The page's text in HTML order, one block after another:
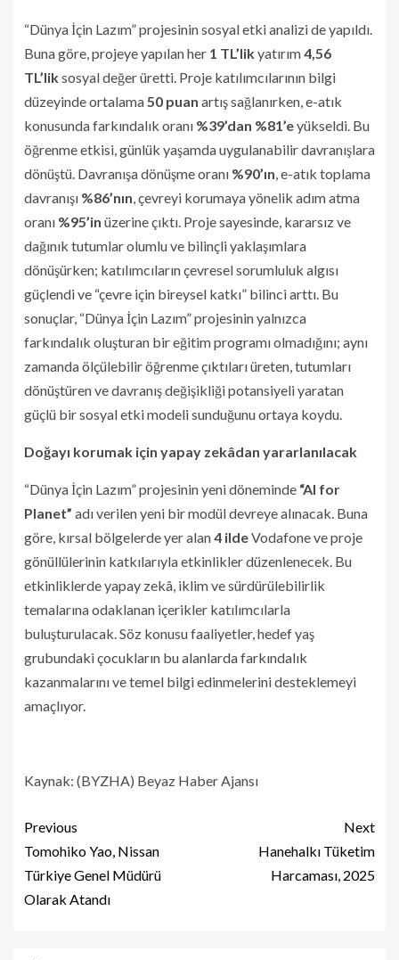
“Dünya İçin Lazım” projesinin sosyal etki analizi de yapıldı.
Buna göre, projeye yapılan her 1 TL’likyatırım4,56
TL’liksosyal değer üretti. Proje katılımcılarının bilgi
düzeyinde ortalama 50 puan artış sağlanırken, e-atık
konusunda farkındalık oranı %39’dan %81’eyükseldi. Bu
öğrenme etkisi, günlük yaşamda uygulanabilir davranışlara
dönüştü. Davranışa dönüşme oranı %90’ın , e-atık toplama
davranışı %86’nın , çevreyi korumaya yönelik adım atma
oranı %95’in üzerine çıktı. Proje sayesinde, kararsız ve
dağınık tutumlar olumlu ve bilinçli yaklaşımlara
dönüşürken; katılımcıların çevresel sorumluluk algısı
güçlendi ve “çevre için bireysel katkı” bilinci arttı. Bu
sonuçlar, “Dünya İçin Lazım” projesinin yalnızca
farkındalık oluşturan bir eğitim programı olmadığını; aynı
zamanda ölçülebilir öğrenme çıktıları üreten, tutumları
dönüştüren ve davranış değişikliği potansiyeli yaratan
güçlü bir sosyal etki modeli sunduğunu ortaya koydu.
Doğayı korumak için yapay zekâdan yararlanılacak
“Dünya İçin Lazım” projesinin yeni döneminde “AI for
Planet” adı verilen yeni bir modül devreye alınacak. Buna
göre, kırsal bölgelerde yer alan4 ildeVodafone ve proje
gönüllülerinin katkılarıyla etkinlikler düzenlenecek. Bu
etkinliklerde yapay zekâ, iklim ve sürdürülebilirlik
temalarına odaklanan içerikler katılımcılarla
buluşturulacak. Söz konusu faaliyetler, hedef yaş
grubundaki çocukların bu alanlarda farkındalık
kazanmalarını ve temel bilgi edinmelerini desteklemeyi
amaçlıyor.
Kaynak: (BYZHA) Beyaz Haber Ajansı
Previous
Tomohiko Yao, Nissan
Türkiye Genel Müdürü
Olarak Atandı
Next
Hanehalkı Tüketim
Harcaması, 2025